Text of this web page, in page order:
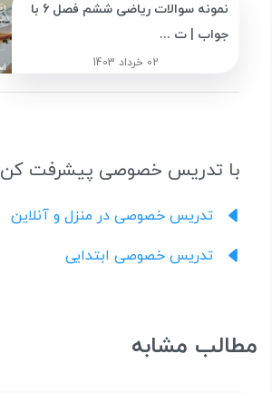
نمونه سوالات ریاضی ششم فصل 6 با
جواب | ت ...
02 خرداد 1403
با تدریس خصوصی پیشرفت کن
تدریس خصوصی در منزل و آنلاین
تدریس خصوصی ابتدایی
مطالب مشابه